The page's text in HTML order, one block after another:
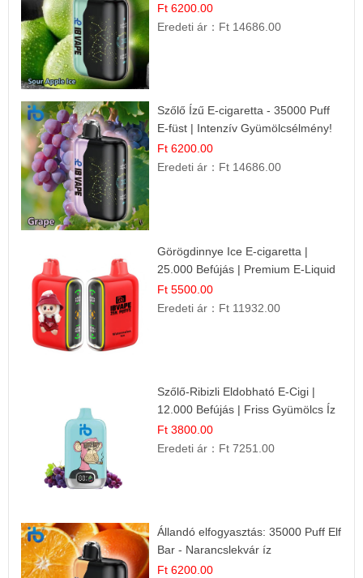
Ft 6200.00
Eredeti ár： Ft 14686.00
Szőlő Ízű E-cigaretta - 35000 Puff
E-füst | Intenzív Gyümölcsélmény!
Ft 6200.00
Eredeti ár： Ft 14686.00
Görögdinnye Ice E-cigaretta |
25.000 Befújás | Premium E-Liquid
Ft 5500.00
Eredeti ár： Ft 11932.00
Szőlő-Ribizli Eldobható E-Cigi |
12.000 Befújás | Friss Gyümölcs Íz
Ft 3800.00
Eredeti ár： Ft 7251.00
Állandó elfogyasztás: 35000 Puff Elf
Bar - Narancslekvár íz
Ft 6200.00